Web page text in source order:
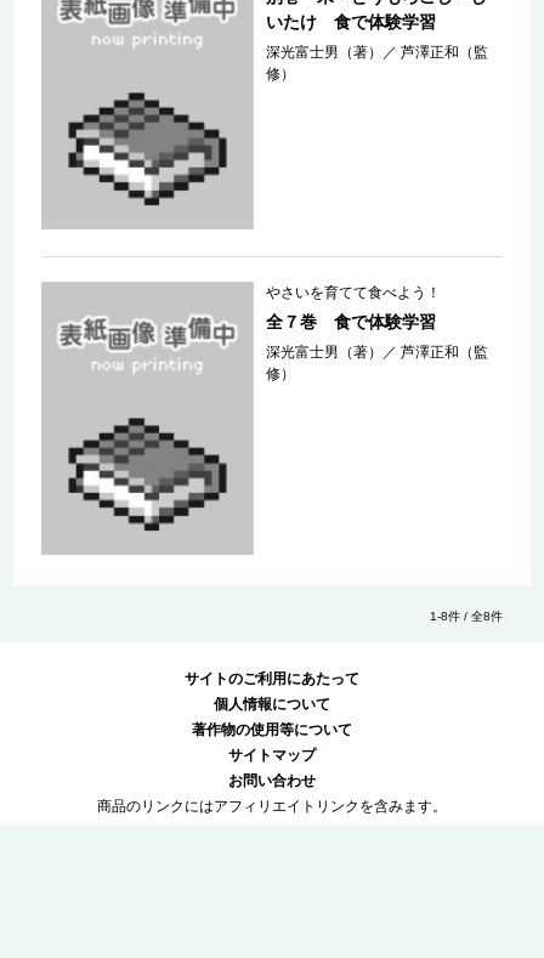
いたけ 食で体験学習
深光富士男（著） ／芦澤正和（監
修）
やさいを育てて食べよう！
全７巻 食で体験学習
深光富士男（著） ／芦澤正和（監
修）
1-8件 / 全8件
サイトのご利用にあたって
個人情報について
著作物の使用等について
サイトマップ
お問い合わせ
商品のリンクにはアフィリエイトリンクを含みます。